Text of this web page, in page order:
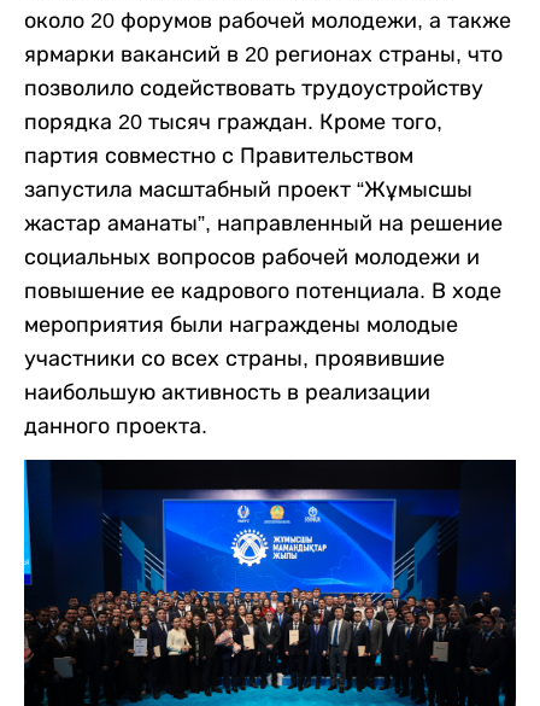
около 20 форумов рабочей молодежи, а также
ярмарки вакансий в 20 регионах страны, что
позволило содействовать трудоустройству
порядка 20 тысяч граждан. Кроме того,
партия совместно с Правительством
запустила масштабный проект “Жұмысшы
жастар аманаты”, направленный на решение
социальных вопросов рабочей молодежи и
повышение ее кадрового потенциала. В ходе
мероприятия были награждены молодые
участники со всех страны, проявившие
наибольшую активность в реализации
данного проекта.